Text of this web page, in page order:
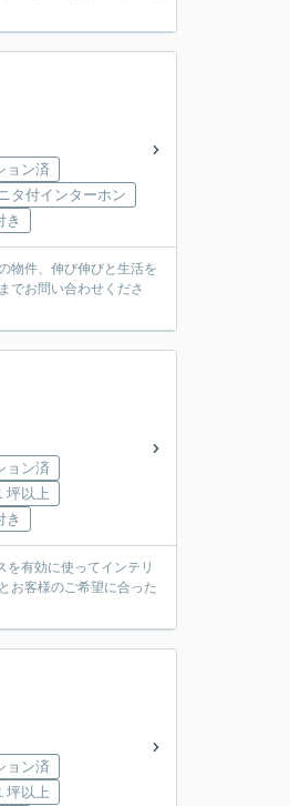
ョン済
タ付インターホン
き
物件、伸び伸びと生活を
でお問い合わせくださ
ョン済
坪以上
き
有効に使ってインテリ
お客様のご希望に合った
ョン済
坪以上